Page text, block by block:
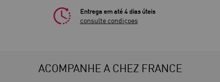
Entrega em até 4 dias úteis
consulte condiçoes
ACOMPANHE A CHEZ FRANCE